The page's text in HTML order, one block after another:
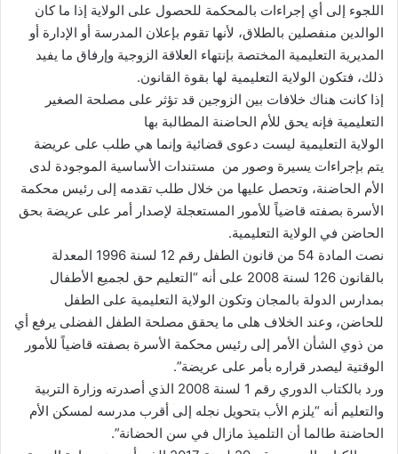
اللجوء إلى أي إجراءات بالمحكمة للحصول على الولاية إذا ما كان
الوالدين منفصلين بالطلاق، لأنها تقوم بإعلان المدرسة أو الإدارة أو
المديرية التعليمية المختصة بإنتهاء العلاقة الزوجية وإرفاق ما يفيد
ذلك، فتكون الولاية التعليمية لها بقوة القانون.
إذا كانت هناك خلافات بين الزوجين قد تؤثر على مصلحة الصغير
التعليمية فإنه يحق للأم الحاضنة المطالبة بها
الولاية التعليمية ليست دعوى قضائية وإنما هي طلب على عريضة
يتم بإجراءات يسيرة وصور من مستندات الأساسية الموجودة لدى
الأم الحاضنة، وتحصل عليها من خلال طلب تقدمه إلى رئيس محكمة
الأسرة بصفته قاضياً للأمور المستعجلة لإصدار أمر على عريضة بحق
الحاضن في الولاية التعليمية.
نصت المادة 54 من قانون الطفل رقم 12 لسنة 1996 المعدلة
بالقانون 126 لسنة 2008 على أنه “التعليم حق لجميع الأطفال
بمدارس الدولة بالمجان وتكون الولاية التعليمية على الطفل
للحاضن، وعند الخلاف هلى ما يحقق مصلحة الطفل الفضلى يرفع أي
من ذوي الشأن الأمر إلى رئيس محكمة الأسرة بصفته قاضياً للأمور
الوقتية ليصدر قراره بأمر على عريضة”.
ورد بالكتاب الدوري رقم 1 لسنة 2008 الذي أصدرته وزارة التربية
والتعليم أنه “يلزم الأب بتحويل نجله إلى أقرب مدرسه لمسكن الأم
الحاضنة طالما أن التلميذ مازال في سن الحضانة”.